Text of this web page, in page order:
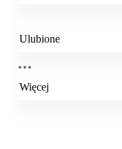
Ulubione
Więcej